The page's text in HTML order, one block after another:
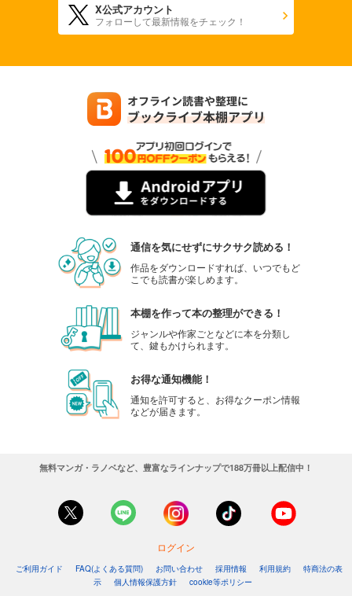
X公式アカウント
フォローして最新情報をチェック！
通信を気にせずにサクサク読める！
作品をダウンロードすれば、いつでもど
こでも読書が楽しめます。
本棚を作って本の整理ができる！
ジャンルや作家ごとなどに本を分類し
て、鍵もかけられます。
お得な通知機能！
通知を許可すると、お得なクーポン情報
などが届きます。
無料マンガ・ラノベなど、豊富なラインナップで188万冊以上配信中！
ログイン
ご利用ガイド FAQ(よくある質問) お問い合わせ 採用情報 利用規約
特商法の表
示
個人情報保護方針 cookie等ポリシー